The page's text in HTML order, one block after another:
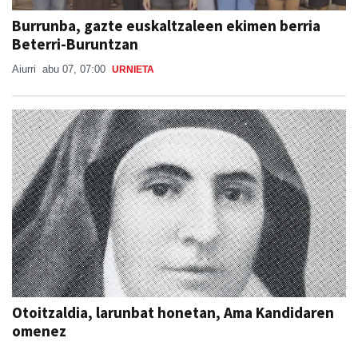
Burrunba, gazte euskaltzaleen ekimen berria
Beterri-Buruntzan
Aiurri abu 07, 07:00 URNIETA
Otoitzaldia, larunbat honetan, Ama Kandidaren
omenez